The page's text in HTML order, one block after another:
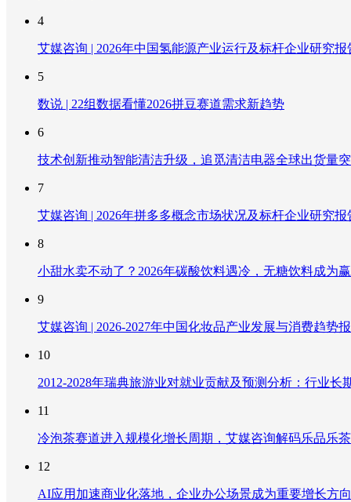
4
艾媒咨询 | 2026年中国氢能源产业运行及标杆企业研究报
5
数说 | 22组数据看懂2026拼豆赛道需求新趋势
6
技术创新推动智能清洁升级，追觅清洁电器全球出货量
7
艾媒咨询 | 2026年拼多多概念市场状况及标杆企业研究报
8
小甜水卖不动了？2026年碳酸饮料遇冷，无糖饮料成为
9
艾媒咨询 | 2026-2027年中国化妆品产业发展与消费趋势
10
2012-2028年瑞典旅游业对就业贡献及预测分析：行业
11
冷泡茶赛道进入规模化增长周期，艾媒咨询解码乐品乐
12
AI应用加速商业化落地，企业办公场景成为重要增长方向